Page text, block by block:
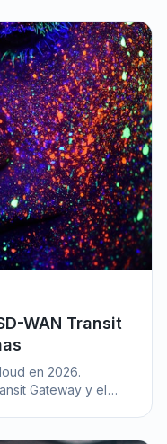
WAN Transit
en 2026.
Gateway y el